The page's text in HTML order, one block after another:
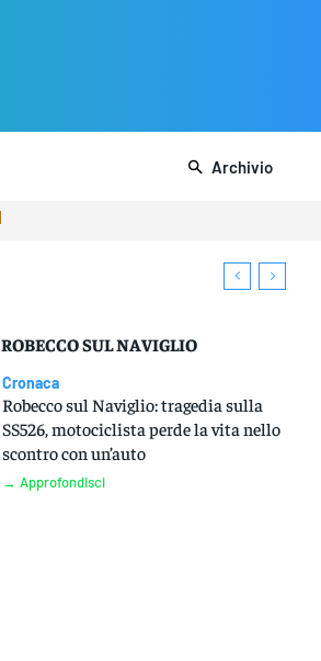
Archivio
ROBECCO SUL NAVIGLIO
Cronaca
Robecco sul Naviglio: tragedia sulla
SS526, motociclista perde la vita nello
scontro con un’auto
→ Approfondisci